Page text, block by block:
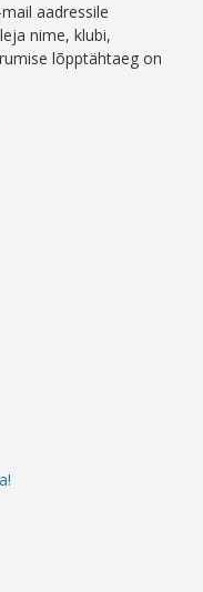
aadressile
nime, klubi,
lõpptähtaeg on